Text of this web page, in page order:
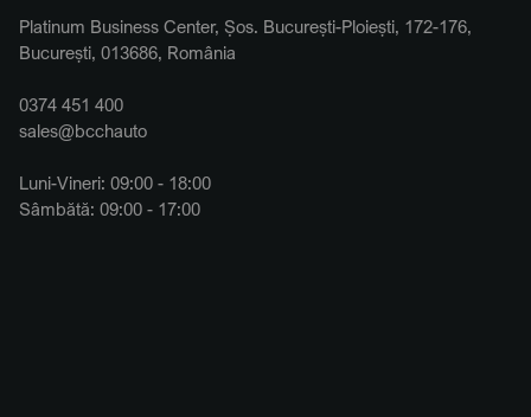
Platinum Business Center, Șos. București-Ploiești, 172-176,
București, 013686, România
0374 451 400
sales@bcchauto
Luni-Vineri: 09:00 - 18:00
Sâmbătă: 09:00 - 17:00